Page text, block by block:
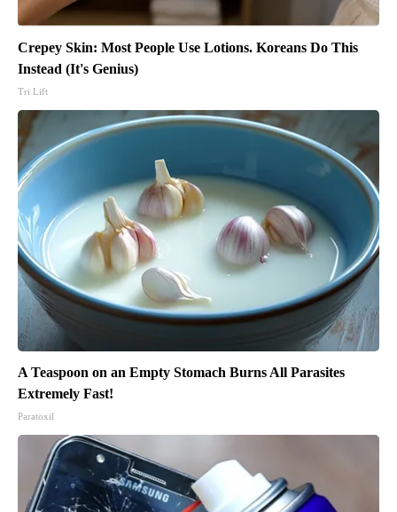
Crepey Skin: Most People Use Lotions. Koreans Do This
Instead (It's Genius)
Tri Lift
A Teaspoon on an Empty Stomach Burns All Parasites
Extremely Fast!
Paratoxil